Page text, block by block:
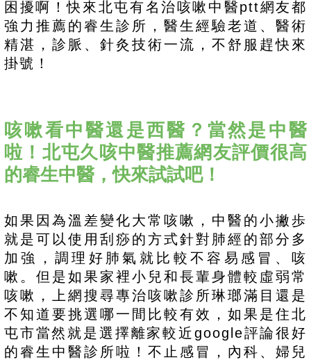
困擾啊！快來北屯有名治咳嗽中醫ptt網友都
強力推薦的睿生診所，醫生經驗老道、醫術
精湛，診脈、針灸技術一流，不舒服趕快來
掛號！
咳嗽看中醫還是西醫？當然是中醫
啦！北屯久咳中醫推薦網友評價很高
的睿生中醫，快來試試吧！
如果因為溫差變化大常咳嗽，中醫的小撇歩
就是可以使用刮痧的方式針對肺經的部分多
加強，調理好肺氣就比較不容易感冒、咳
嗽。但是如果家裡小兒和長輩身體較虛弱常
咳嗽，上網搜尋專治咳嗽診所琳瑯滿目還是
不知道要挑選哪一間比較有效，如果是住北
屯市當然就是選擇離家較近google評論很好
的睿生中醫診所啦！不止感冒，內科、婦兒